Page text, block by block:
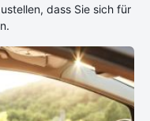
dass Sie sich für